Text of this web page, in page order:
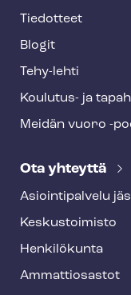
Tiedotteet
Blogit
Tehy-lehti
Koulutus- ja
Meidän vuoro -
Ota yhteyttä
Asioin­ti­pal­ve­lu
Keskustoimisto
Henkilökunta
Ammattiosastot